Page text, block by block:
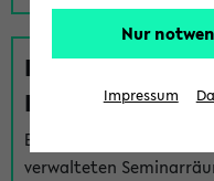
Fragen zu im
Räumen
Bei Fragen zur Vergabe
verwalteten
Nur
Impressum